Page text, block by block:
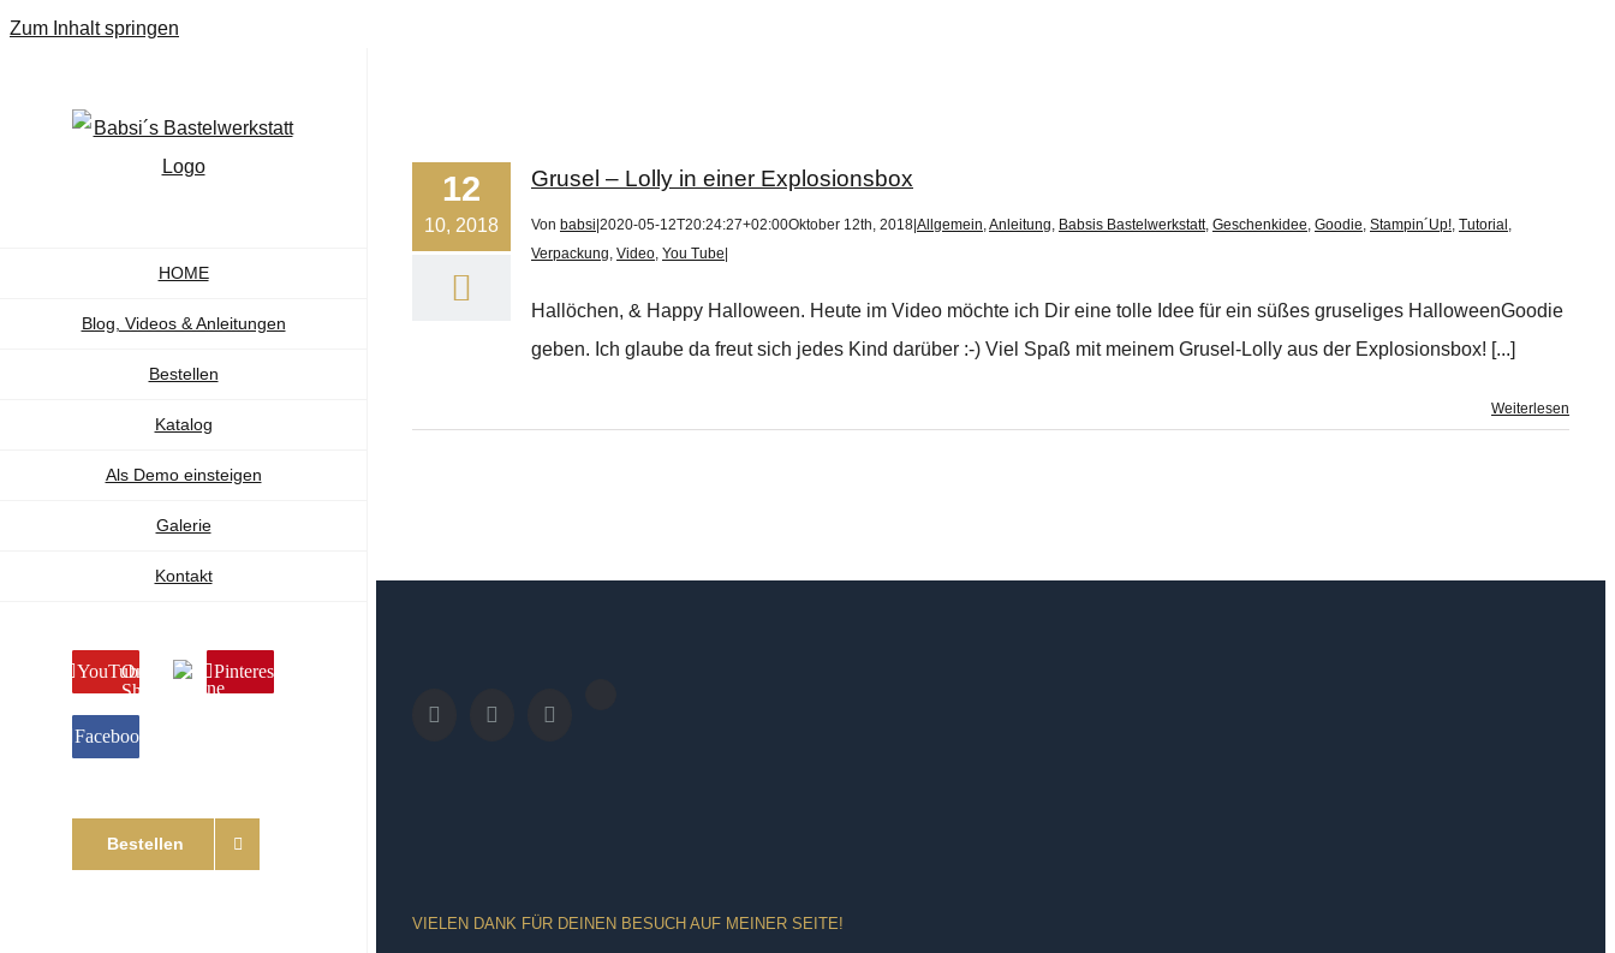
Zum Inhalt springen
HOME
Blog, Videos & Anleitungen
Bestellen
Katalog
Als Demo einsteigen
Galerie
Kontakt
YouTubeOnline
Shop
Pinterest
Facebook
Bestellen
12
10, 2018
Grusel – Lolly in einer Explosionsbox
Von babsi 2020-05-12T20:24:27+02:00Oktober 12th, 2018 Allgemein,Anleitung, Babsis Bastelwerkstatt, Geschenkidee, Goodie, Stampin´Up!, Tutorial ,
Verpackung, Video, You Tube
Hallöchen, & Happy Halloween. Heute im Video möchte ich Dir eine tolle Idee für ein süßes gruseliges HalloweenGoodie
geben. Ich glaube da freut sich jedes Kind darüber :-) Viel Spaß mit meinem Grusel-Lolly aus der Explosionsbox! [...]
Weiterlesen
VIELEN DANK FÜR DEINEN BESUCH AUF MEINER SEITE!